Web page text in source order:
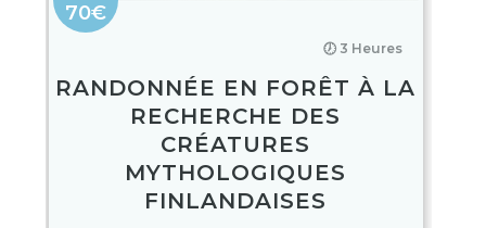
70€
🕖 3 Heures
RANDONNÉE EN FORÊT À LA
RECHERCHE DES
CRÉATURES
MYTHOLOGIQUES
FINLANDAISES